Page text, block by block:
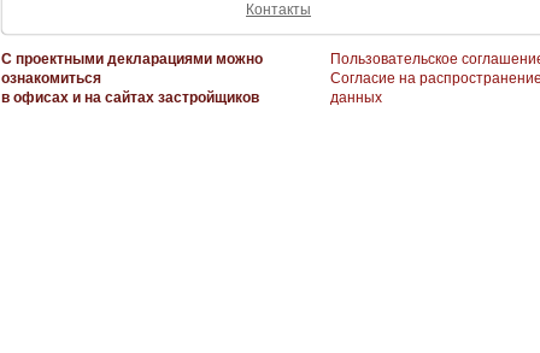
Контакты
С проектными декларациями можно
ознакомиться
в офисах и на сайтах застройщиков
Пользовательское
Согласие на
данных